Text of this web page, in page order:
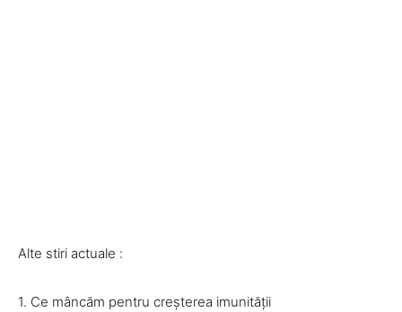
Alte stiri actuale :
1. Ce mâncăm pentru creşterea imunităţii